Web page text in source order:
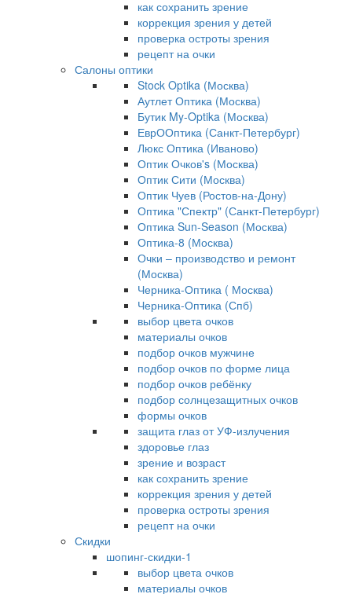
как сохранить зрение
коррекция зрения у детей
проверка остроты зрения
рецепт на очки
Салоны оптики
Stock Optika (Москва)
Аутлет Оптика (Москва)
Бутик My-Optika (Москва)
ЕврООптика (Санкт-Петербург)
Люкс Оптика (Иваново)
Оптик Очков's (Москва)
Оптик Сити (Москва)
Оптик Чуев (Ростов-на-Дону)
Оптика "Спектр" (Санкт-Петербург)
Оптика Sun-Season (Москва)
Оптика-8 (Москва)
Очки – производство и ремонт
(Москва)
Черника-Оптика ( Москва)
Черника-Оптика (Спб)
выбор цвета очков
материалы очков
подбор очков мужчине
подбор очков по форме лица
подбор очков ребёнку
подбор солнцезащитных очков
формы очков
защита глаз от УФ-излучения
здоровье глаз
зрение и возраст
как сохранить зрение
коррекция зрения у детей
проверка остроты зрения
рецепт на очки
Скидки
шопинг-скидки-1
выбор цвета очков
материалы очков